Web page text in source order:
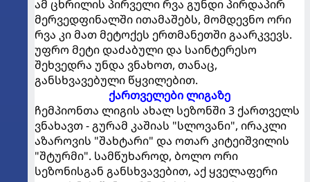
ამ ცხრილის პირველი რვა გუნდი პირდაპირ
მერვედფინალში ითამაშებს, მომდევნო ორი
რვა კი მათ მეტოქეს ერთმანეთში გაარკვევს.
უფრო მეტი დაძაბული და საინტერესო
შეხვედრა უნდა ვნახოთ, თანაც,
განსხვავებული წყვილებით.
ქართველები ლიგაზე
ჩემპიონთა ლიგის ახალ სეზონში 3 ქართველს
ვნახავთ - გურამ კაშიას "სლოვანი", ირაკლი
აზაროვის "შახტარი" და ოთარ კიტეიშვილის
"შტურმი". სამწუხაროდ, ბოლო ორი
სეზონისგან განსხვავებით, აქ ყველაფერი